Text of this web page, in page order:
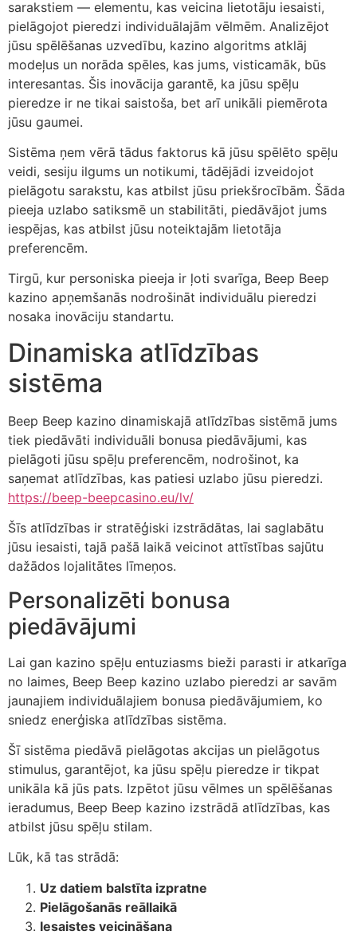
sarakstiem — elementu, kas veicina lietotāju iesaisti,
pielāgojot pieredzi individuālajām vēlmēm. Analizējot
jūsu spēlēšanas uzvedību, kazino algoritms atklāj
modeļus un norāda spēles, kas jums, visticamāk, būs
interesantas. Šis inovācija garantē, ka jūsu spēļu
pieredze ir ne tikai saistoša, bet arī unikāli piemērota
jūsu gaumei.
Sistēma ņem vērā tādus faktorus kā jūsu spēlēto spēļu
veidi, sesiju ilgums un notikumi, tādējādi izveidojot
pielāgotu sarakstu, kas atbilst jūsu priekšrocībām. Šāda
pieeja uzlabo satiksmē un stabilitāti, piedāvājot jums
iespējas, kas atbilst jūsu noteiktajām lietotāja
preferencēm.
Tirgū, kur personiska pieeja ir ļoti svarīga, Beep Beep
kazino apņemšanās nodrošināt individuālu pieredzi
nosaka inovāciju standartu.
Dinamiska atlīdzības
sistēma
Beep Beep kazino dinamiskajā atlīdzības sistēmā jums
tiek piedāvāti individuāli bonusa piedāvājumi, kas
pielāgoti jūsu spēļu preferencēm, nodrošinot, ka
saņemat atlīdzības, kas patiesi uzlabo jūsu pieredzi.
https://beep-beepcasino.eu/lv/
Šīs atlīdzības ir stratēģiski izstrādātas, lai saglabātu
jūsu iesaisti, tajā pašā laikā veicinot attīstības sajūtu
dažādos lojalitātes līmeņos.
Personalizēti bonusa
piedāvājumi
Lai gan kazino spēļu entuziasms bieži parasti ir atkarīga
no laimes, Beep Beep kazino uzlabo pieredzi ar savām
jaunajiem individuālajiem bonusa piedāvājumiem, ko
sniedz enerģiska atlīdzības sistēma.
Šī sistēma piedāvā pielāgotas akcijas un pielāgotus
stimulus, garantējot, ka jūsu spēļu pieredze ir tikpat
unikāla kā jūs pats. Izpētot jūsu vēlmes un spēlēšanas
ieradumus, Beep Beep kazino izstrādā atlīdzības, kas
atbilst jūsu spēļu stilam.
Lūk, kā tas strādā:
Uz datiem balstīta izpratne
Pielāgošanās reāllaikā
Iesaistes veicināšana